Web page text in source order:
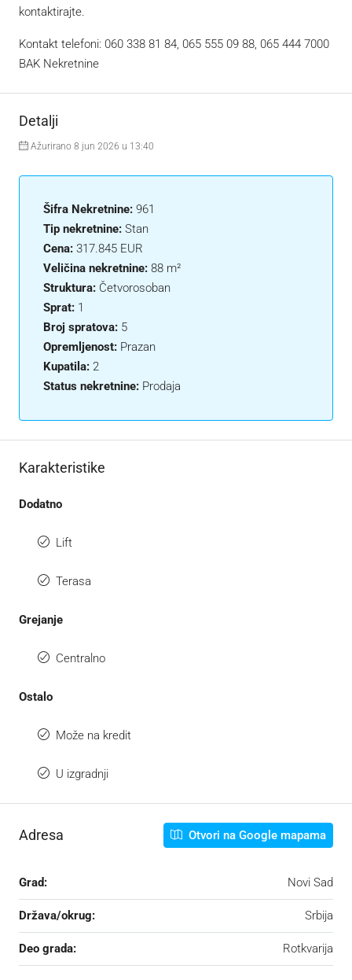
kontaktirajte.
Kontakt telefoni: 060 338 81 84, 065 555 09 88, 065 444 7000
BAK Nekretnine
Detalji
Ažurirano 8 jun 2026 u 13:40
Šifra Nekretnine: 961
Tip nekretnine: Stan
Cena: 317.845 EUR
Veličina nekretnine: 88 m²
Struktura: Četvorosoban
Sprat: 1
Broj spratova: 5
Opremljenost: Prazan
Kupatila: 2
Status nekretnine: Prodaja
Karakteristike
Dodatno
Lift
Terasa
Grejanje
Centralno
Ostalo
Može na kredit
U izgradnji
Adresa Otvori na Google mapama
Grad: Novi Sad
Država/okrug: Srbija
Deo grada: Rotkvarija